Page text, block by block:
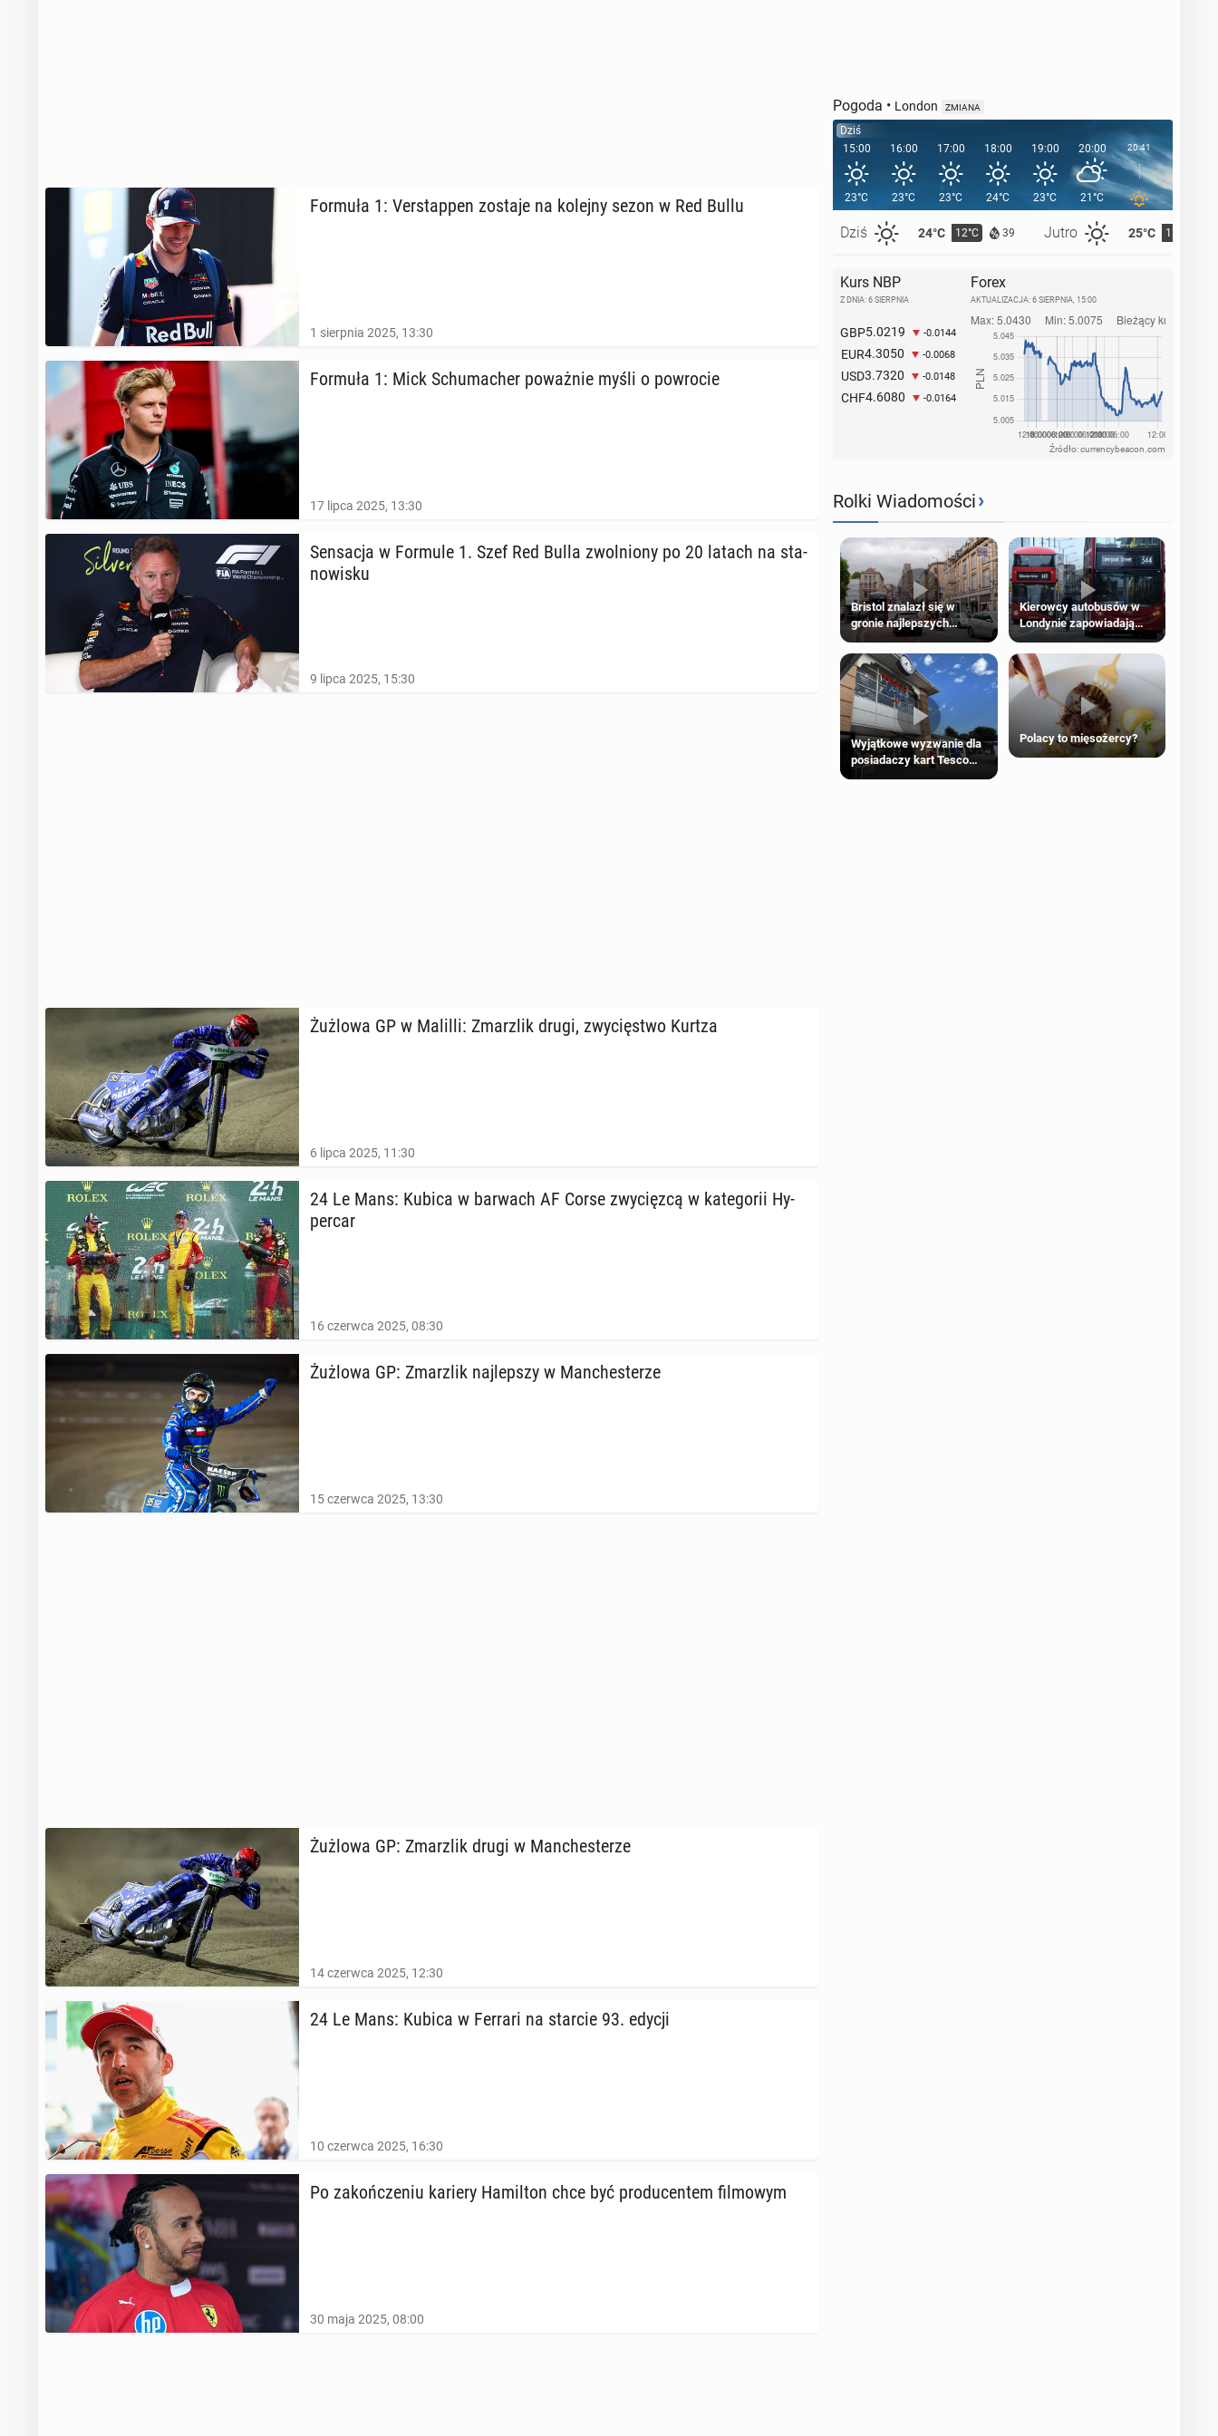
Formuła 1: Ver­stap­pen zostaje na kolejny sezon w Red Bullu
1 sierpnia 2025, 13:30
Formuła 1: Mick Schu­ma­cher po­waż­nie myśli o po­wro­cie
17 lipca 2025, 13:30
Sen­sa­cja w Formule 1. Szef Red Bulla zwol­nio­ny po 20 latach na sta­
no­wi­sku
9 lipca 2025, 15:30
Żużlowa GP w Malilli: Zmar­z­lik drugi, zwy­cię­stwo Kurtza
6 lipca 2025, 11:30
24 Le Mans: Kubica w barwach AF Corse zwy­cięz­cą w ka­te­go­rii Hy­
per­car
16 czerwca 2025, 08:30
Żużlowa GP: Zmar­z­lik naj­lep­szy w Man­che­ste­rze
15 czerwca 2025, 13:30
Żużlowa GP: Zmar­z­lik drugi w Man­che­ste­rze
14 czerwca 2025, 12:30
24 Le Mans: Kubica w Ferrari na starcie 93. edycji
10 czerwca 2025, 16:30
Po za­koń­cze­niu kariery Ha­mil­ton chce być pro­du­cen­tem fil­mo­wym
30 maja 2025, 08:00
Pogoda • London ZMIANA
Dziś
15:00
23°C
Dziś 24°C 12°C 39 Jutro 25°C 13°C
16:00
23°C
17:00
23°C
18:00
24°C
19:00
23°C
20:00
21°C
20:41 21:00
Kurs NBP
Z DNIA: 6 SIERPNIA
GBP5.0219 -0.0144
EUR4.3050 -0.0068
USD3.7320 -0.0148
CHF4.6080 -0.0164
Forex
AKTUALIZACJA: 6 SIERPNIA, 15:00
Źródło: currencybeacon.com
Rolki Wiadomości›
Bristol znalazł się w
gronie najlepszych
kierunków podróży na
świecie
Kierowcy autobusów w
Londynie zapowiadają
strajki
Wyjątkowe wyzwanie dla
posiadaczy kart Tesco
Clubcard!
Polacy to mięsożercy?